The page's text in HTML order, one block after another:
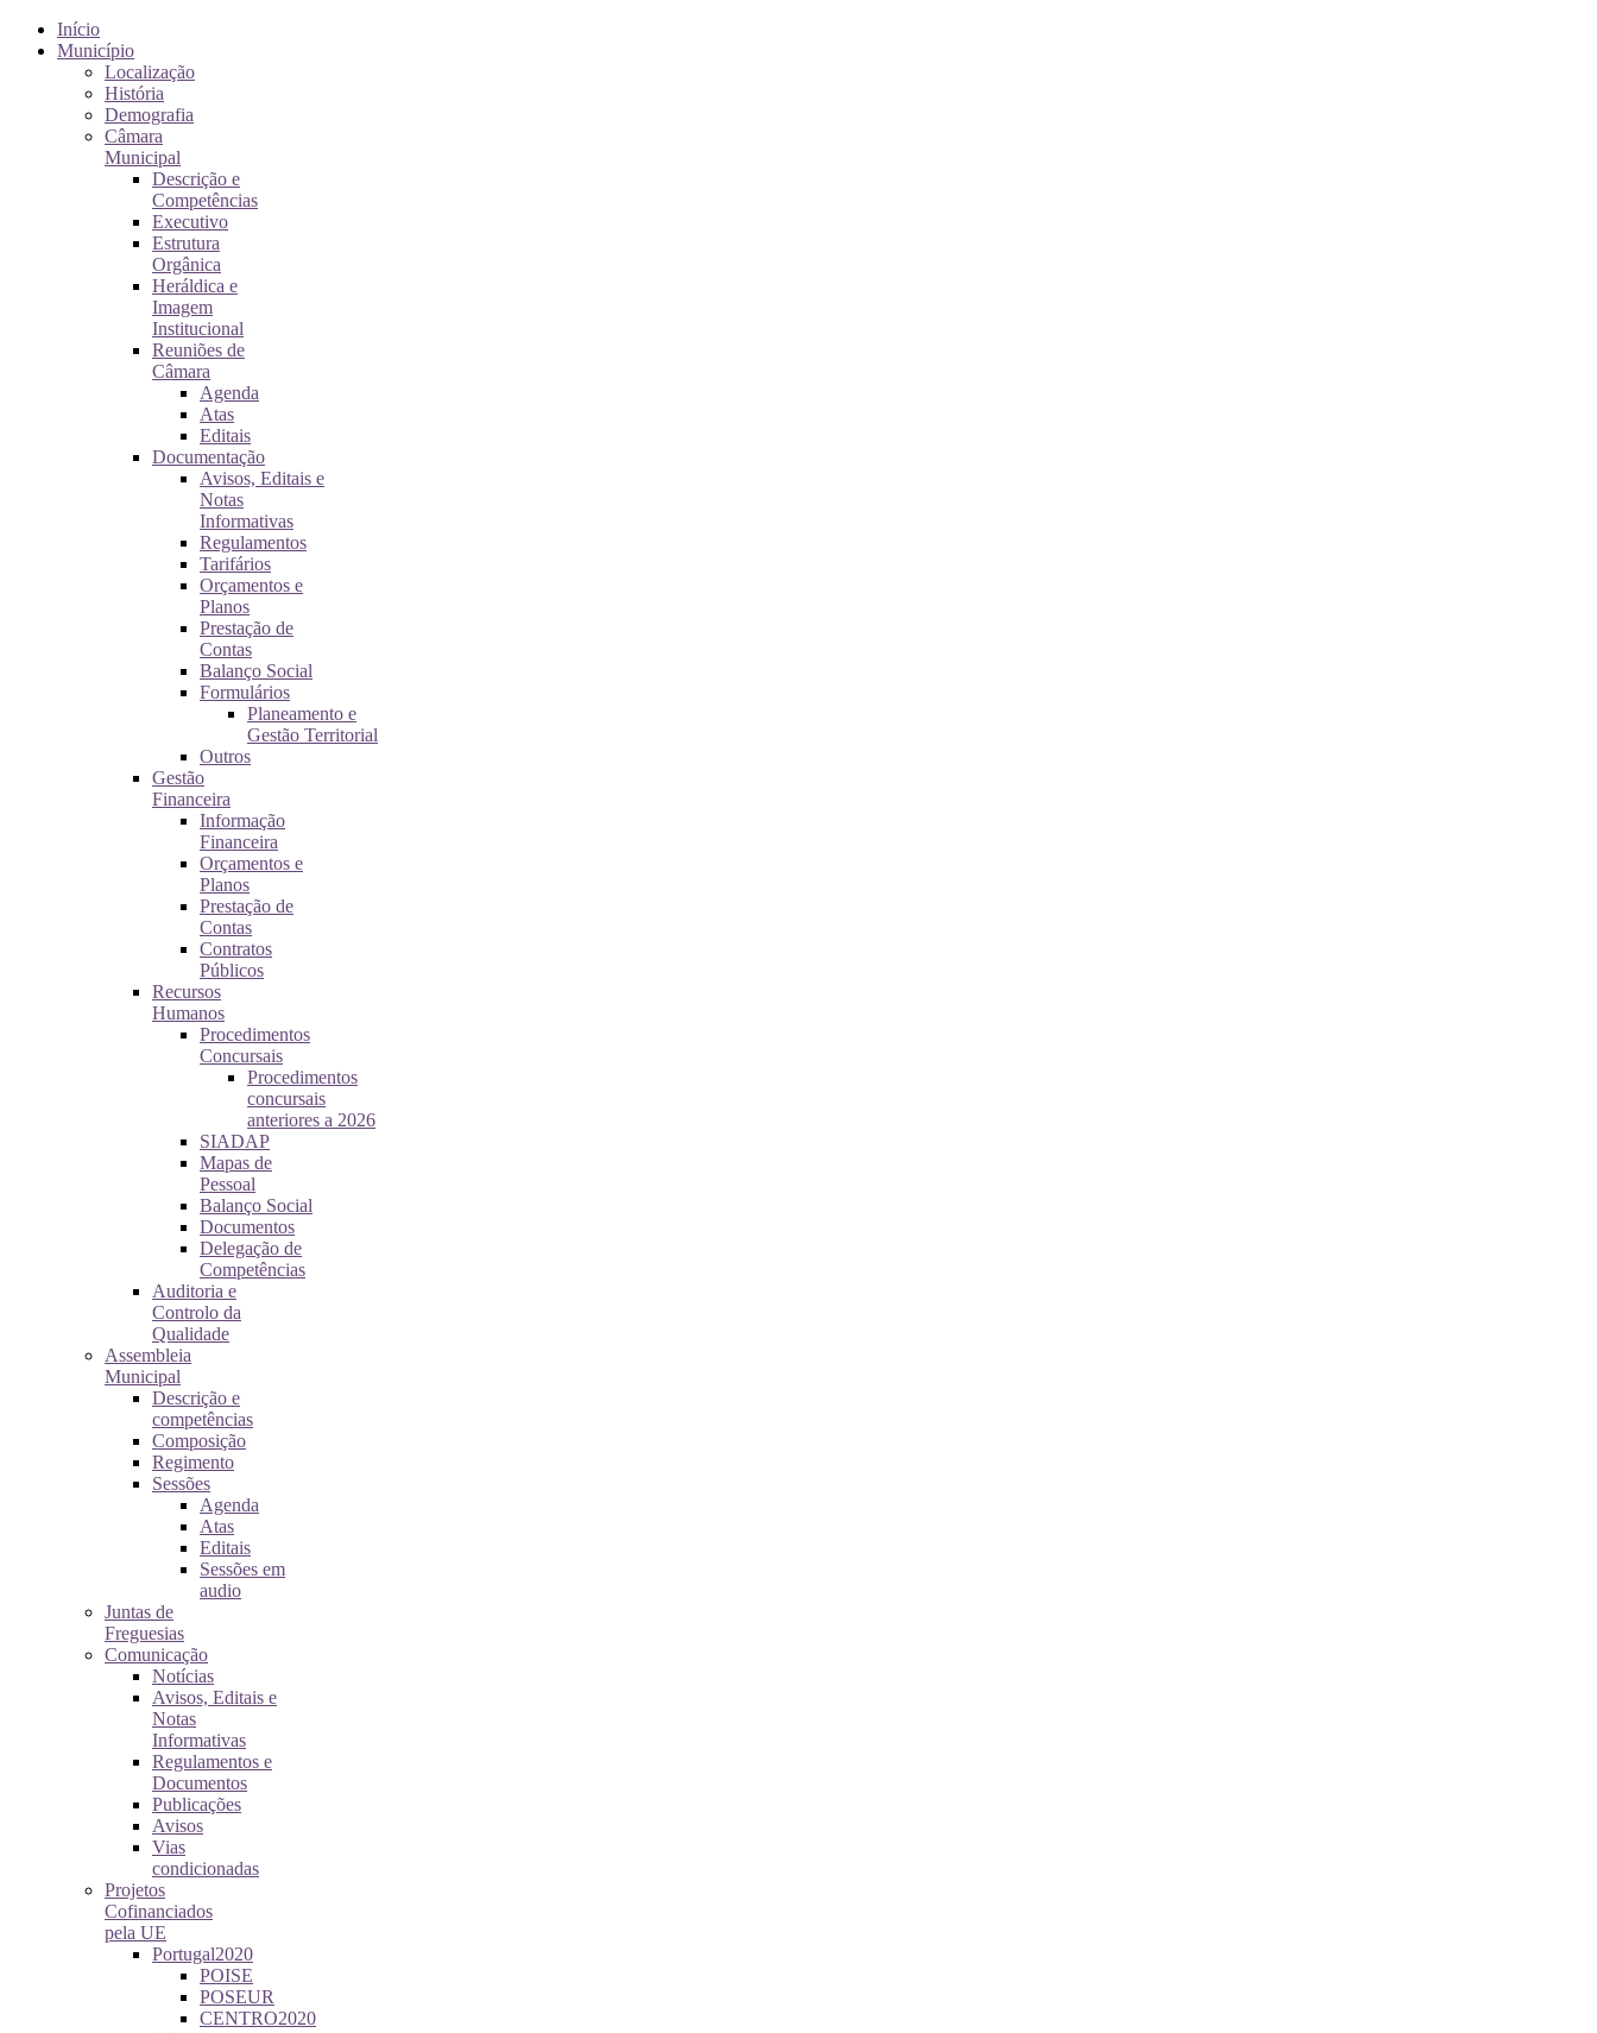
Início
Município
Localização
História
Demografia
Câmara
Municipal
Descrição e
Competências
Executivo
Estrutura
Orgânica
Heráldica e
Imagem
Institucional
Reuniões de
Câmara
Agenda
Atas
Editais
Documentação
Avisos, Editais e
Notas
Informativas
Regulamentos
Tarifários
Orçamentos e
Planos
Prestação de
Contas
Balanço Social
Formulários
Planeamento e
Gestão Territorial
Outros
Gestão
Financeira
Informação
Financeira
Orçamentos e
Planos
Prestação de
Contas
Contratos
Públicos
Recursos
Humanos
Procedimentos
Concursais
Procedimentos
concursais
anteriores a 2026
SIADAP
Mapas de
Pessoal
Balanço Social
Documentos
Delegação de
Competências
Auditoria e
Controlo da
Qualidade
Assembleia
Municipal
Descrição e
competências
Composição
Regimento
Sessões
Agenda
Atas
Editais
Sessões em
audio
Juntas de
Freguesias
Comunicação
Notícias
Avisos, Editais e
Notas
Informativas
Regulamentos e
Documentos
Publicações
Avisos
Vias
condicionadas
Projetos
Cofinanciados
pela UE
Portugal2020
POISE
POSEUR
CENTRO2020